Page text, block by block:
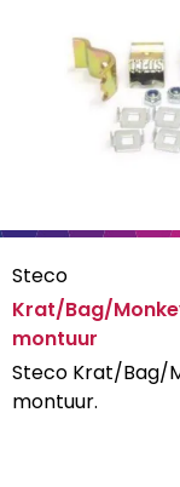
Steco
Krat/Bag/
montuur
Steco Krat/Bag/
montuur.